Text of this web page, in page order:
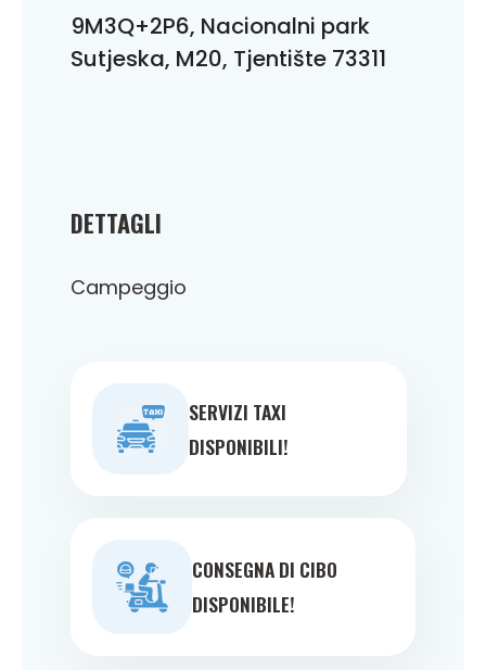
DETTAGLI
Campeggio
SERVIZI TAXI
DISPONIBILI!
CONSEGNA DI CIBO
DISPONIBILE!
9M3Q+2P6, Nacionalni park
Sutjeska, M20, Tjentište 73311